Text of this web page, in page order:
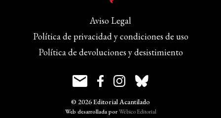
Aviso Legal
Política de privacidad y condiciones de uso
Política de devoluciones y desistimiento
© 2026 Editorial Acantilado
Web desarrollada porWébico Editorial